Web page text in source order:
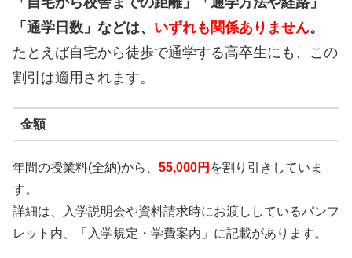
「通学日数」などは、 いずれも関係ありません。
たとえば自宅から徒歩で通学する高卒生にも、この
割引は適用されます。
金額
年間の授業料(全納)から、 55,000円 を割り引きしていま
す。
詳細は、入学説明会や資料請求時にお渡ししているパンフ
レット内、「入学規定・学費案内」に記載があります。